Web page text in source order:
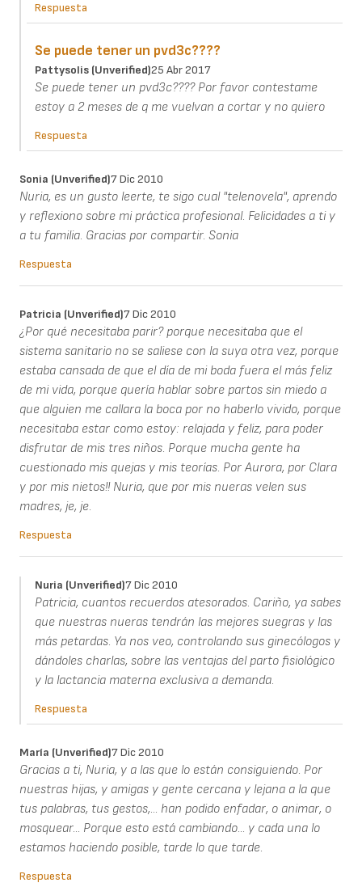
Respuesta
Se puede tener un pvd3c????
Pattysolis (unverified)25 Abr 2017
Se puede tener un pvd3c???? Por favor contestame
estoy a 2 meses de q me vuelvan a cortar y no quiero
Respuesta
Sonia (unverified)7 Dic 2010
Nuria, es un gusto leerte, te sigo cual "telenovela", aprendo
y reflexiono sobre mi práctica profesional. Felicidades a ti y
a tu familia. Gracias por compartir. Sonia
Respuesta
Patricia (unverified)7 Dic 2010
¿Por qué necesitaba parir? porque necesitaba que el
sistema sanitario no se saliese con la suya otra vez, porque
estaba cansada de que el día de mi boda fuera el más feliz
de mi vida, porque quería hablar sobre partos sin miedo a
que alguien me callara la boca por no haberlo vivido, porque
necesitaba estar como estoy: relajada y feliz, para poder
disfrutar de mis tres niños. Porque mucha gente ha
cuestionado mis quejas y mis teorías. Por Aurora, por Clara
y por mis nietos!! Nuria, que por mis nueras velen sus
madres, je, je.
Respuesta
Nuria (unverified)7 Dic 2010
Patricia, cuantos recuerdos atesorados. Cariño, ya sabes
que nuestras nueras tendrán las mejores suegras y las
más petardas. Ya nos veo, controlando sus ginecólogos y
dándoles charlas, sobre las ventajas del parto fisiológico
y la lactancia materna exclusiva a demanda.
Respuesta
María (unverified)7 Dic 2010
Gracias a ti, Nuria, y a las que lo están consiguiendo. Por
nuestras hijas, y amigas y gente cercana y lejana a la que
tus palabras, tus gestos,... han podido enfadar, o animar, o
mosquear... Porque esto está cambiando... y cada una lo
estamos haciendo posible, tarde lo que tarde.
Respuesta